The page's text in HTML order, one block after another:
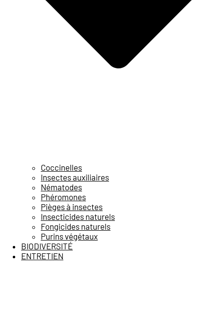
Coccinelles
Insectes auxiliaires
Nématodes
Phéromones
Pièges à insectes
Insecticides naturels
Fongicides naturels
Purins végétaux
BIODIVERSITÉ
ENTRETIEN